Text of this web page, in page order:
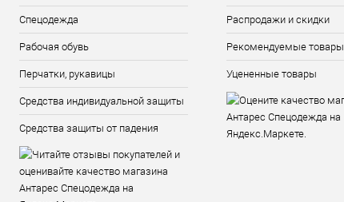
Спецодежда
Рабочая обувь
Перчатки, рукавицы
Средства индивидуальной защиты
Средства защиты от падения
Распродажи и скидки
Рекомендуемые товары
Уцененные товары